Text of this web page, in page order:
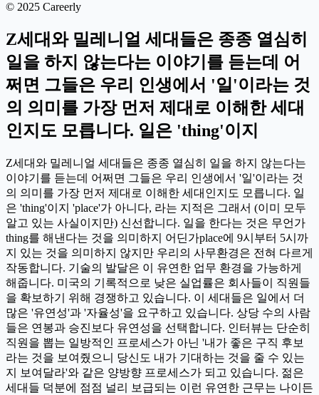
© 2025 Careerly
Z세대와 밀레니얼 세대들은 종종 열심히
일을 하지 않는다는 이야기를 듣는데 어
쩌면 그들은 우리 인생에서 '일'이라는 것
의 의미를 가장 먼저 제대로 이해한 세대
인지도 모릅니다. 일은 'thing'이지
Z세대와 밀레니얼 세대들은 종종 열심히 일을 하지 않는다는
이야기를 듣는데 어쩌면 그들은 우리 인생에서 '일'이라는 것
의 의미를 가장 먼저 제대로 이해한 세대인지도 모릅니다. 일
은 'thing'이지 'place'가 아니다, 라는 지적은 그래서 (이미 모두
알고 있는 사실이지만) 신선합니다. 일을 한다는 것은 무언가
thing를 해낸다는 것을 의미하지 어딘가place에 9시부터 5시까
지 있는 것을 의미하지 않지만 우리의 사무환경은 전혀 다르게
작동합니다. 기술의 발달은 이 유연한 업무 환경을 가능하게
해줍니다. 미국의 기록적으로 낮은 실업률은 회사들이 직원들
을 확보하기 위해 경쟁하고 있습니다. 이 세대들은 일에서 더
많은 '유연성'과 '자율성'을 요구하고 있습니다. 상당 수의 사람
들은 연봉과 승진보다 유연성을 선택합니다. 인터뷰는 단순히
직원을 뽑는 일방적인 프로세스가 아닌 '내가 좋은 구직 후보
라는 것을 보여줬으니 당신도 내가 기대하는 것을 줄 수 있는
지 보여달라'와 같은 양방향 프로세스가 되고 있습니다. 젊은
세대들 덕분에 점점 널리 보급되는 이런 유연한 근무는 나이든